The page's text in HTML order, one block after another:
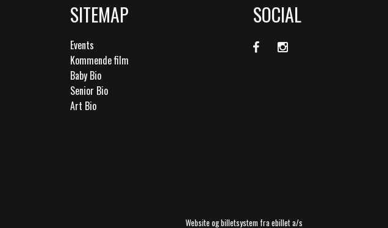
SITEMAP
Events
Kommende film
Baby Bio
Senior Bio
Art Bio
SOCIAL
Website og billetsystem fra ebillet a/s